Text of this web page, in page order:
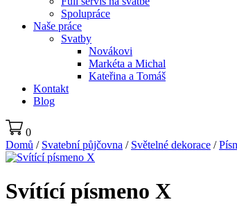
Spolupráce
Naše práce
Svatby
Novákovi
Markéta a Michal
Kateřina a Tomáš
Kontakt
Blog
0
Domů / Svatební půjčovna / Světelné dekorace /
Svítící písmeno X